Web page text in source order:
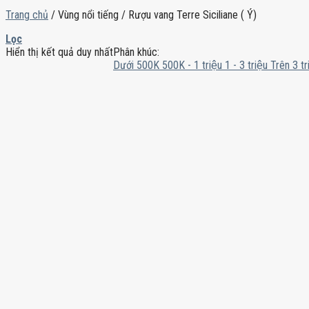
Trang chủ / Vùng nổi tiếng / Rượu vang Terre Siciliane ( Ý)
Lọc
Hiển thị kết quả duy nhấtPhân khúc:
Dưới 500K 500K - 1 triệu 1 - 3 triệu Trên 3